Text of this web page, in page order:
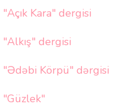
"Açık Kara" dergisi
"Alkış" dergisi
"Ədəbi Körpü" dərgisi
"Güzlek"